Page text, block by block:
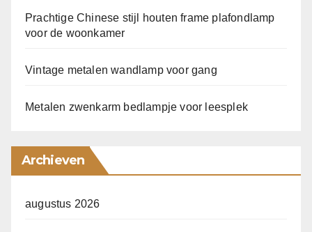
Prachtige Chinese stijl houten frame plafondlamp
voor de woonkamer
Vintage metalen wandlamp voor gang
Metalen zwenkarm bedlampje voor leesplek
Archieven
augustus 2026